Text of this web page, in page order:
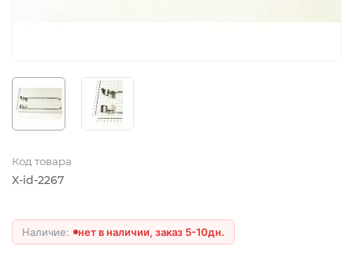
Код товара
X-id-2267
нет в наличии, заказ 5-10дн.